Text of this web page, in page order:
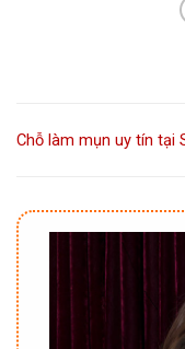
Chỗ làm mụn uy tín tại